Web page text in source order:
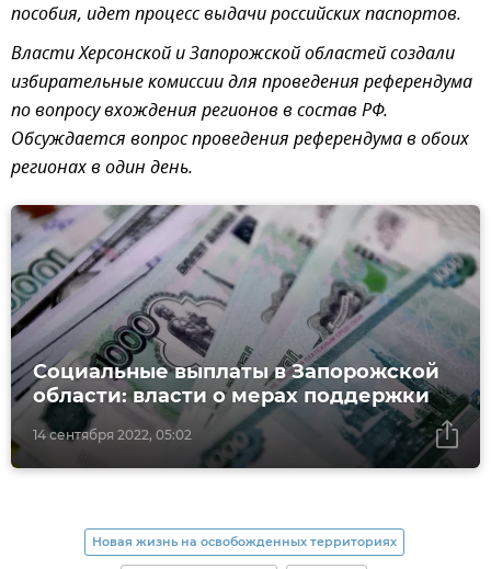
пособия, идет процесс выдачи российских паспортов.
Власти Херсонской и Запорожской областей создали
избирательные комиссии для проведения референдума
по вопросу вхождения регионов в состав РФ.
Обсуждается вопрос проведения референдума в обоих
регионах в один день.
14 сентября 2022, 05:02
Социальные выплаты в Запорожской
области: власти о мерах поддержки
Новая жизнь на освобожденных территориях